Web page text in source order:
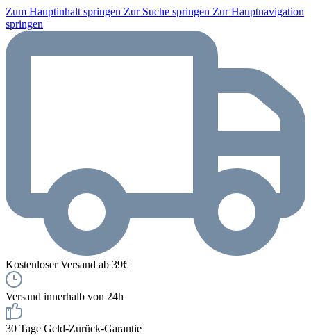
Zum Hauptinhalt springen Zur Suche springen Zur Hauptnavigation
springen
Kostenloser Versand ab 39€
Versand innerhalb von 24h
30 Tage Geld-Zurück-Garantie